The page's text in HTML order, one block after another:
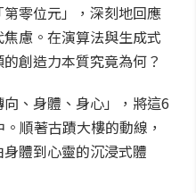
零位元」，深刻地回應
慮。在演算法與生成式
創造力本質究竟為何？
、身體、身心」，將這6
順著古蹟大樓的動線，
體到心靈的沉浸式體